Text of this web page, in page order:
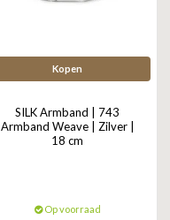
Kopen
SILK Armband | 743
Armband Weave | Zilver |
18 cm
Op voorraad